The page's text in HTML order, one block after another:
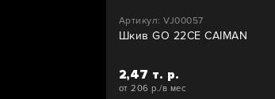
Артикул: VJ00057
Шкив GO 22CE CAIMAN
2,47 т. р.
от 206 р./в мес